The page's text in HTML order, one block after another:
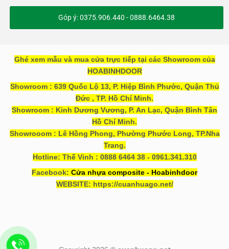
Góp ý: 0375.906.440 - 0888.6464.38
Ghé xem mẫu và mua cửa trực tiếp tại các Showroom của
HOABINHDOOR
Showroom : 639 Quốc Lộ 13, P. Hiệp Bình Phước, Quận Thủ
Đức , TP. Hồ Chí Minh.
Showroom : Kinh Dương Vương, P. An Lạc, Quận Bình Tân
Hồ Chí Minh.
Showrooom : Lê Hồng Phong, Phường Phước Long, TP.Nha
Trang.
Hotline: Thế Vinh : 0888 6464 38 - 0961.341.310
Facebook: Cửa nhựa composite - Hoabinhdoor
WEBSITE: https://cuanhuago.net/